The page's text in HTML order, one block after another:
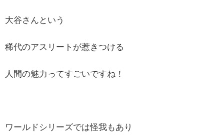
大谷さんという
稀代のアスリートが惹きつける
人間の魅力ってすごいですね！
ワールドシリーズでは怪我もあり